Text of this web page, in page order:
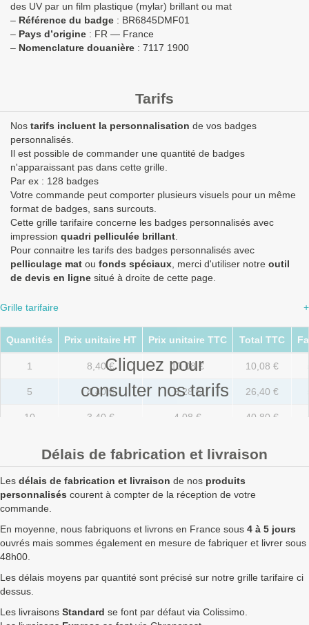
des UV par un film plastique (mylar) brillant ou mat
– Référence du badge : BR6845DMF01
– Pays d’origine : FR — France
– Nomenclature douanière : 7117 1900
Tarifs
Nos tarifs incluent la personnalisation de vos badges
personnalisés.
Il est possible de commander une quantité de badges
n'apparaissant pas dans cette grille.
Par ex : 128 badges
Votre commande peut comporter plusieurs visuels pour un même
format de badges, sans surcouts.
Cette grille tarifaire concerne les badges personnalisés avec
impression quadri pelliculée brillant
Pour connaitre les tarifs des badges personnalisés avec
pelliculage mat ou fonds spéciaux , merci d'utiliser notre outil
de devis en ligne situé à droite de cette page.
Grille tarifaire +
Cliquez pour
consulter nos tarifs
Quantités Prix unitaire HT Prix unitaire TTC Total TTC
1 8,40 € 10,08 € 10,08 €
5 4,40 € 5,28 € 26,40 €
10 3,40 € 4,08 € 40,80 €
100 1,20 € 1,44 € 144,00 €
500 0,97 € 1,16 € 582,00 €
1000
1750 1,07 €
Délais de fabrication et livraison
Les délais de fabrication et livraison de nos produits
personnalisés courent à compter de la réception de votre
commande.
En moyenne, nous fabriquons et livrons en France sous 4 à 5 jours
ouvrés mais sommes également en mesure de fabriquer et livrer sous
48h00.
Les délais moyens par quantité sont précisé sur notre grille tarifaire ci
dessus.
Les livraisons Standard se font par défaut via Colissimo.